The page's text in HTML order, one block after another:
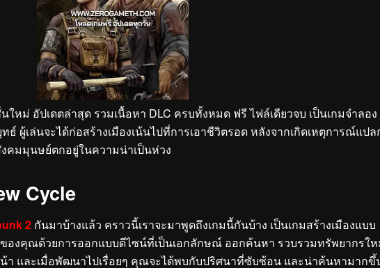
ใหม่ อัปเดตล่าสุด รวมเนื้อหา DLC ครบทั้งหมด ฟรี ไฟล์เดียวจบ เป็นเกมจำลอง
ผู้เล่นจะได้ก่อสร้างเมืองเน้นไปที่การเอาชีวิตรอด หลังจากเกิดเหตุการณ์แปล
คมมุนษย์ตกอยู่ในความน่าเป็นห่วง
Cycle
2 กันมาบ้างแล้ว คราวนี้เราจะมาพูดถึงเกมนี้กันบ้าง เป็นเกมสร้างเมืองแบบ
องคุณด้วยการออกแบบดีไซน์ที่เป็นเอกลักษณ์ ออกค้นหา รวบรวมทรัพยากรใ
น้า และเมื่อพัฒนาไปเรื่อยๆ คุณจะได้พบกับปริศนาที่ซับซ้อน และน่าค้นหามากขึ้